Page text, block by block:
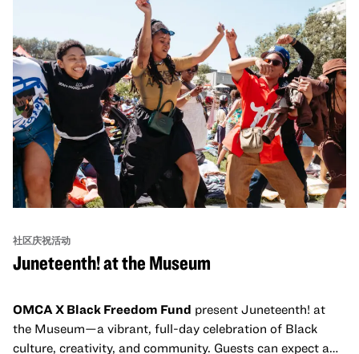
社区庆祝活动
Juneteenth! at the Museum
OMCA X Black Freedom Fund present Juneteenth! at
the Museum—a vibrant, full-day celebration of Black
culture, creativity, and community. Guests can expect a